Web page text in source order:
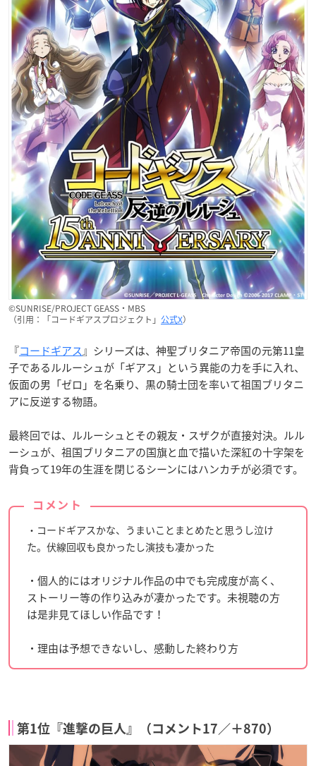
©SUNRISE/PROJECT GEASS・MBS
（引用：「コードギアスプロジェクト」 公式X）
『コードギアス』シリーズは、神聖ブリタニア帝国の元第11皇
子であるルルーシュが「ギアス」という異能の力を手に入れ、
仮面の男「ゼロ」を名乗り、黒の騎士団を率いて祖国ブリタニ
アに反逆する物語。
最終回では、ルルーシュとその親友・スザクが直接対決。ルル
ーシュが、祖国ブリタニアの国旗と血で描いた深紅の十字架を
背負って19年の生涯を閉じるシーンにはハンカチが必須です。
コメント
・コードギアスかな、うまいことまとめたと思うし泣け
た。伏線回収も良かったし演技も凄かった
・個人的にはオリジナル作品の中でも完成度が高く、
ストーリー等の作り込みが凄かったです。未視聴の方
は是非見てほしい作品です！
・理由は予想できないし、感動した終わり方
第1位『進撃の巨人』（コメント17／＋870）